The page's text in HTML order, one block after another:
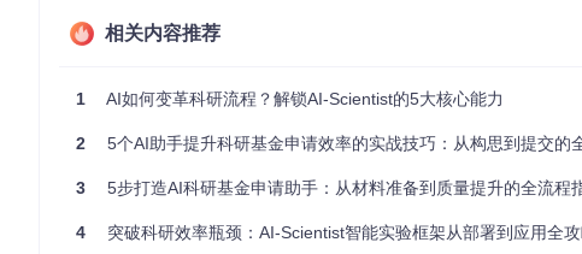
场景适配建议
科研机构：利用自定义实验模板功能，加速学术研究向工程化转化
⚡ 极速体验版：3分钟零代码启动自动化研发
环境准备（2分钟）
# 创建并激活Python环境
相关内容推荐
1 AI如何变革科研流程？解锁AI-Scientist的5大核心能力
2 5个AI助手提升科研基金申请效率的实战技巧：从构思到提交的全流程工具指
3 5步打造AI科研基金申请助手：从材料准备到质量提升的全流程
4 突破科研效率瓶颈：AI-Scientist智能实验框架从部署到应用全